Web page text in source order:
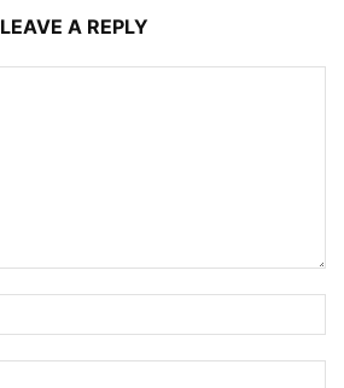
LEAVE A REPLY